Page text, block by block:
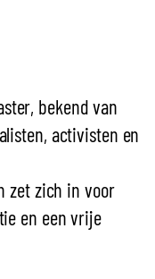
bekend van
activisten en
zet zich in voor
en een vrije